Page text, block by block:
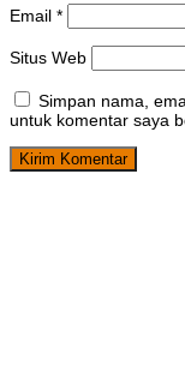
Email *
Situs Web
Simpan nama,
untuk komentar saya